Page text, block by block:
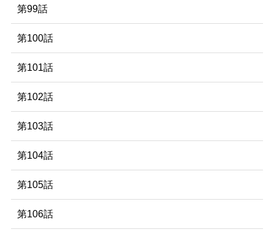
第99話
第100話
第101話
第102話
第103話
第104話
第105話
第106話